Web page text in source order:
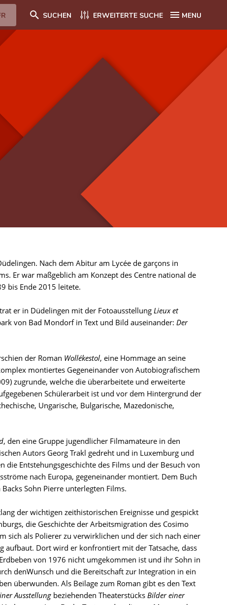
SUCHEN ERWEITERTE SUCHE MENU
Nach dem Abitur am Lycée de garçons in
Er war maßgeblich am Konzept des Centre national de
bis Ende 2015 leitete.
er in Düdelingen mit der Fotoausstellung Lieux et
von Bad Mondorf in Text und Bild auseinander: Der
der Roman Wollékestol, eine Hommage an seine
montiertes Gegeneinander von Autobiografischem
zugrunde, welche die überarbeitete und erweiterte
Schülerarbeit ist und vor dem Hintergrund der
Ungarische, Bulgarische, Mazedonische,
, den eine Gruppe jugendlicher Filmamateure in den
Autors Georg Trakl gedreht und in Luxemburg und
Entstehungsgeschichte des Films und der Besuch von
nach Europa, gegeneinander montiert. Dem Buch
Sohn Pierre unterlegten Films.
der wichtigen zeithistorischen Ereignisse und gespickt
die Geschichte der Arbeitsmigration des Cosimo
sich als Polierer zu verwirklichen und der sich nach einer
aufbaut. Dort wird er konfrontiert mit der Tatsache, dass
von 1976 nicht umgekommen ist und ihr Sohn in
denWunsch und die Bereitschaft zur Integration in ein
überwunden. Als Beilage zum Roman gibt es den Text
Ausstellung beziehenden Theaterstücks Bilder einer